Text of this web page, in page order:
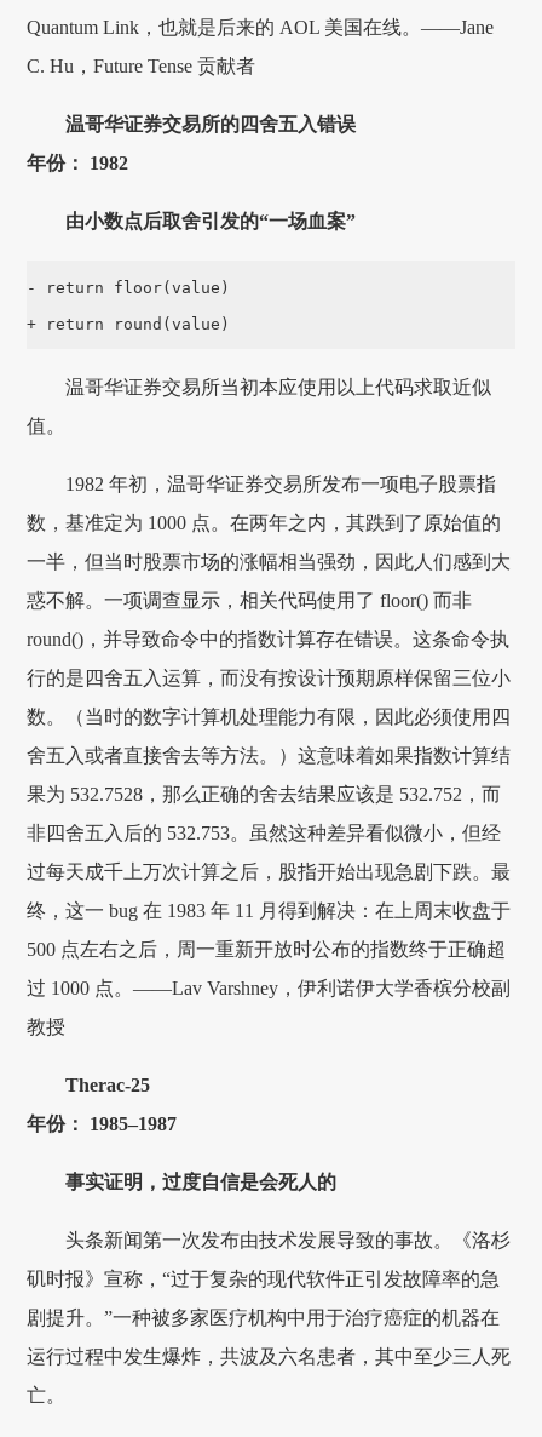
Quantum Link，也就是后来的 AOL 美国在线。——Jane
C. Hu，Future Tense 贡献者
温哥华证券交易所的四舍五入错误
年份： 1982
由小数点后取舍引发的“一场血案”
- return floor(value)
+ return round(value)
温哥华证券交易所当初本应使用以上代码求取近似
值。
1982 年初，温哥华证券交易所发布一项电子股票指
数，基准定为 1000 点。在两年之内，其跌到了原始值的
一半，但当时股票市场的涨幅相当强劲，因此人们感到大
惑不解。一项调查显示，相关代码使用了 floor() 而非
round()，并导致命令中的指数计算存在错误。这条命令执
行的是四舍五入运算，而没有按设计预期原样保留三位小
数。（当时的数字计算机处理能力有限，因此必须使用四
舍五入或者直接舍去等方法。）这意味着如果指数计算结
果为 532.7528，那么正确的舍去结果应该是 532.752，而
非四舍五入后的 532.753。虽然这种差异看似微小，但经
过每天成千上万次计算之后，股指开始出现急剧下跌。最
终，这一 bug 在 1983 年 11 月得到解决：在上周末收盘于
500 点左右之后，周一重新开放时公布的指数终于正确超
过 1000 点。——Lav Varshney，伊利诺伊大学香槟分校副
教授
Therac-25
年份： 1985–1987
事实证明，过度自信是会死人的
头条新闻第一次发布由技术发展导致的事故。《洛杉
矶时报》宣称，“过于复杂的现代软件正引发故障率的急
剧提升。”一种被多家医疗机构中用于治疗癌症的机器在
运行过程中发生爆炸，共波及六名患者，其中至少三人死
亡。